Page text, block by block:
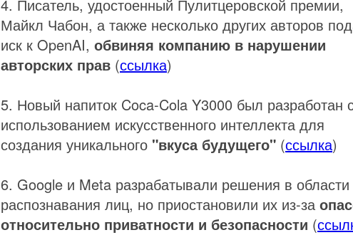
4. Писатель, удостоенный Пулитцеровской премии,
Майкл Чабон, а также несколько других авторов
иск к OpenAI, обвиняя компанию в нарушении
авторских прав (ссылка)
5. Новый напиток Coca-Cola Y3000 был разработан
использованием искусственного интеллекта для
создания уникального "вкуса будущего" (ссылка)
6. Google и Meta разрабатывали решения в области
распознавания лиц, но приостановили их из-за
относительно приватности и безопасности (